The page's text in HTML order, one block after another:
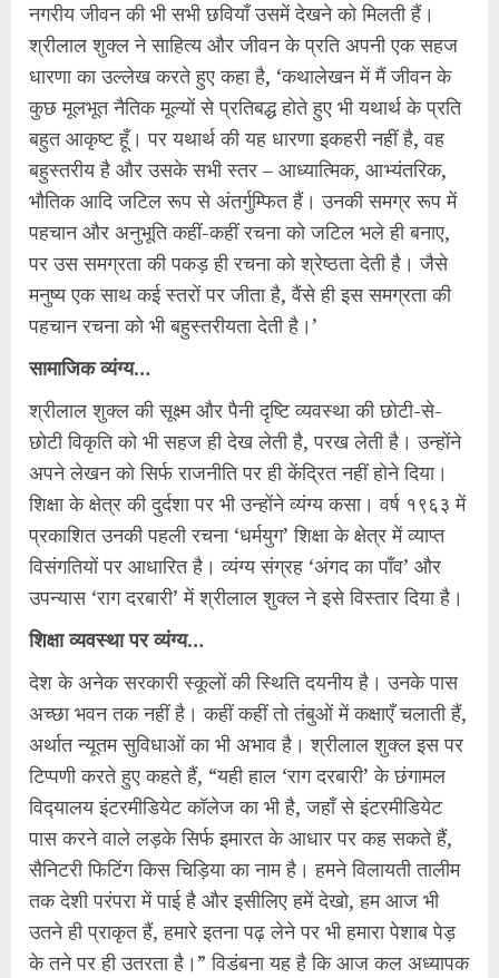
नगरीय जीवन की भी सभी छवियाँ उसमें देखने को मिलती हैं।
श्रीलाल शुक्ल ने साहित्य और जीवन के प्रति अपनी एक सहज
धारणा का उल्लेख करते हुए कहा है, ‘कथालेखन में मैं जीवन के
कुछ मूलभूत नैतिक मूल्यों से प्रतिबद्ध होते हुए भी यथार्थ के प्रति
बहुत आकृष्‍ट हूँ। पर यथार्थ की यह धारणा इकहरी नहीं है, वह
बहुस्तरीय है और उसके सभी स्तर – आध्यात्मिक, आभ्यंतरिक,
भौतिक आदि जटिल रूप से अंतर्गुम्फित हैं। उनकी समग्र रूप में
पहचान और अनुभूति कहीं-कहीं रचना को जटिल भले ही बनाए,
पर उस समग्रता की पकड़ ही रचना को श्रेष्‍ठता देती है। जैसे
मनुष्‍य एक साथ कई स्तरों पर जीता है, वैंसे ही इस समग्रता की
पहचान रचना को भी बहुस्तरीयता देती है।’
सामाजिक व्यंग्य…
श्रीलाल शुक्ल की सूक्ष्म और पैनी दृष्‍टि व्यवस्था की छोटी-से-
छोटी विकृति को भी सहज ही देख लेती है, परख लेती है। उन्होंने
अपने लेखन को सिर्फ राजनीति पर ही केंद्रित नहीं होने दिया।
शिक्षा के क्षेत्र की दुर्दशा पर भी उन्होंने व्यंग्य कसा। वर्ष १९६३ में
प्रकाशित उनकी पहली रचना ‘धर्मयुग’ शिक्षा के क्षेत्र में व्याप्‍त
विसंगतियों पर आधारित है। व्यंग्य संग्रह ‘अंगद का पाँव’ और
उपन्यास ‘राग दरबारी’ में श्रीलाल शुक्ल ने इसे विस्तार दिया है।
शिक्षा व्यवस्था पर व्यंग्य…
देश के अनेक सरकारी स्कूलों की स्थिति दयनीय है। उनके पास
अच्छा भवन तक नहीं है। कहीं कहीं तो तंबुओं में कक्षाएँ चलाती हैं,
अर्थात न्यूतम सुविधाओं का भी अभाव है। श्रीलाल शुक्ल इस पर
टिप्पणी करते हुए कहते हैं, “यही हाल ‘राग दरबारी’ के छंगामल
विद्‍यालय इंटरमीडियेट कॉलेज का भी है, जहाँ से इंटरमीडियेट
पास करने वाले लड़के सिर्फ इमारत के आधार पर कह सकते हैं,
सैनिटरी फिटिंग किस चिड़िया का नाम है। हमने विलायती तालीम
तक देशी परंपरा में पाई है और इसीलिए हमें देखो, हम आज भी
उतने ही प्राकृत हैं, हमारे इतना पढ़ लेने पर भी हमारा पेशाब पेड़
के तने पर ही उतरता है।” विडंबना यह है कि आज कल अध्यापक